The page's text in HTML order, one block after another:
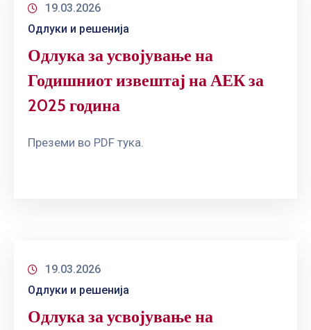
19.03.2026
Одлуки и решенија
Одлука за усвојување на
Годишниот извештај на АЕК за
2025 година
Преземи во PDF тука.
19.03.2026
Одлуки и решенија
Одлука за усвојување на